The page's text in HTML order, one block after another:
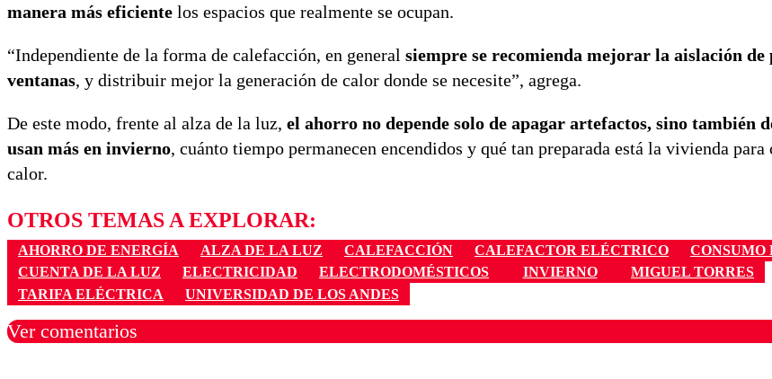
manera más eficiente los espacios que realmente se ocupan.
“Independiente de la forma de calefacción, en general siempre se recomienda mejorar la aislación de
ventanas, y distribuir mejor la generación de calor donde se necesite”, agrega.
De este modo, frente al alza de la luz, el ahorro no depende solo de apagar artefactos, sino también
usan más en invierno, cuánto tiempo permanecen encendidos y qué tan preparada está la vivienda para
calor.
OTROS TEMAS A EXPLORAR:
AHORRO DE ENERGÍA ALZA DE LA LUZ CALEFACCIÓN CALEFACTOR ELÉCTRICO
CUENTA DE LA LUZ
ELECTRICIDAD ELECTRODOMÉSTICOS INVIERNO
MIGUEL TORRES
TARIFA ELÉCTRICA
UNIVERSIDAD DE LOS ANDES
Ver comentarios